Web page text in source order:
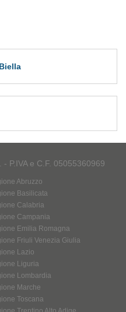
P.IVA e C.F. 05055360969
Abruzzo
Basilicata
Calabria
Campania
Emilia Romagna
Friuli Venezia Giulia
Lazio
Liguria
Lombardia
Marche
Toscana